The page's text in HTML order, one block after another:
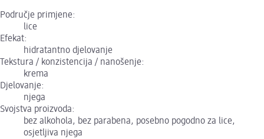
Područje primjene:
lice
Efekat:
hidratantno djelovanje
Tekstura / konzistencija / nanošenje:
krema
Djelovanje:
njega
Svojstva proizvoda:
bez alkohola, bez parabena, posebno pogodno za lice,
osjetljiva njega